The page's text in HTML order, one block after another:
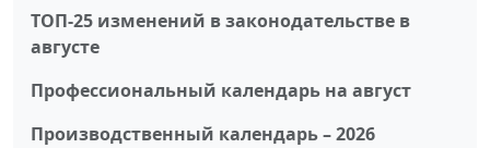
ТОП-25 изменений в законодательстве в
августе
Профессиональный календарь на август
Производственный календарь – 2026